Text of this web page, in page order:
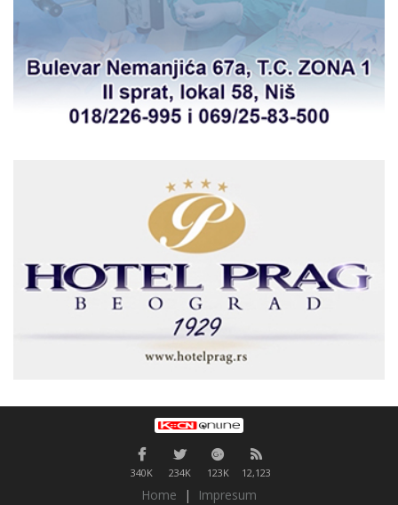
340K 234K 123K 12,123
Home |
Impresum